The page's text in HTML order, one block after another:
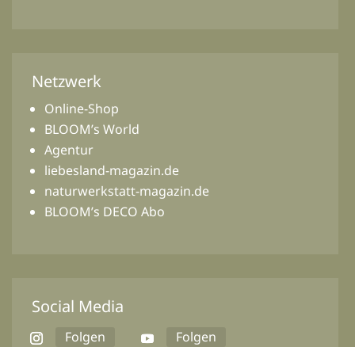
Netzwerk
Online-Shop
BLOOM’s World
Agentur
liebesland-magazin.de
naturwerkstatt-magazin.de
BLOOM’s DECO Abo
Social Media
Folgen
Folgen